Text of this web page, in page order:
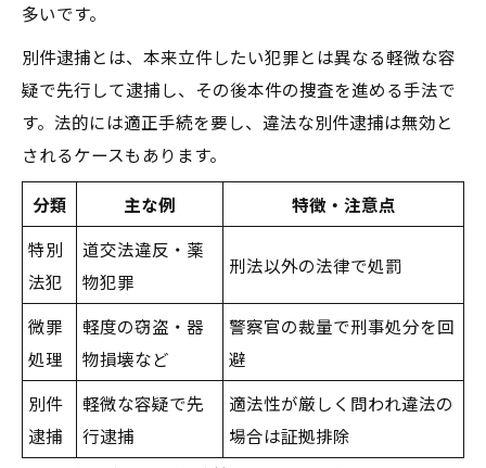
多いです。
別件逮捕とは、本来立件したい犯罪とは異なる軽微な容
疑で先行して逮捕し、その後本件の捜査を進める手法で
す。法的には適正手続を要し、違法な別件逮捕は無効と
されるケースもあります。
分類 主な例
特徴・注意点
特別
法犯
道交法違反・薬
物犯罪
刑法以外の法律で処罰
微罪
処理
軽度の窃盗・器
物損壊など
警察官の裁量で刑事処分を回
避
別件
逮捕
軽微な容疑で先
行逮捕
適法性が厳しく問われ違法の
場合は証拠排除